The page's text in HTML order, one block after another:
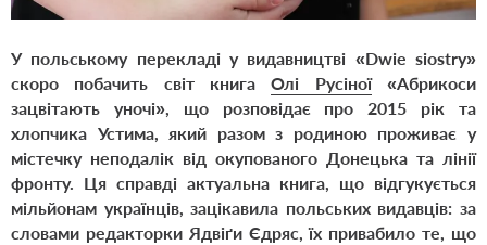
У польському перекладі у видавництві «Dwie siostry»
скоро побачить світ книгаОлі Русіної
«Абрикоси
зацвітають уночі», щорозповідає про 2015 рік та
хлопчика Устима, який разом з родиною проживає у
містечку неподалік від окупованого Донецька та лінії
фронту. Ця справді актуальна книга, що відгукується
мільйонам українців, зацікавила польських видавців: за
словами редакторки Ядвіґи Єдряс, їх привабило те, що